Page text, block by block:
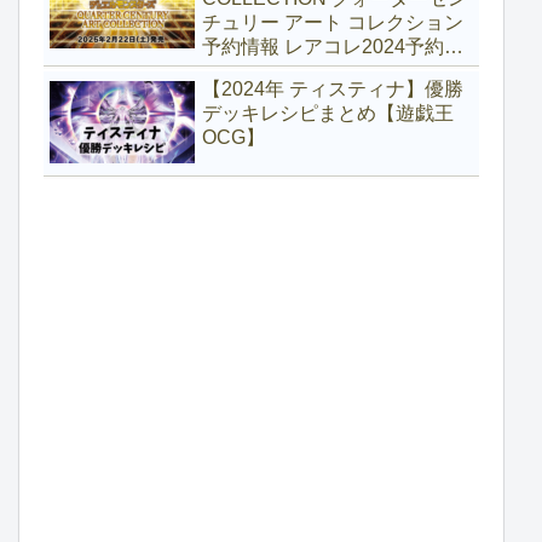
チュリー アート コレクション
予約情報 レアコレ2024予約
【遊戯王】
【2024年 ティスティナ】優勝
デッキレシピまとめ【遊戯王
OCG】